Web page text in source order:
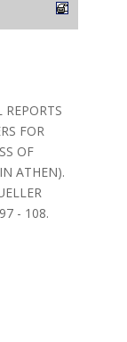
FOR
OF
ATHEN).
- 108.